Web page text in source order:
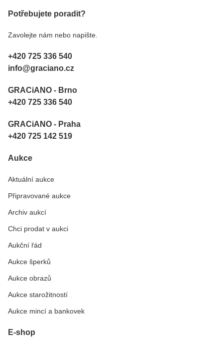
Potřebujete poradit?
Zavolejte nám nebo napište.
+420 725 336 540
info@graciano.cz
GRACiANO - Brno
+420 725 336 540
GRACiANO - Praha
+420 725 142 519
Aukce
Aktuální aukce
Připravované aukce
Archiv aukcí
Chci prodat v aukci
Aukční řád
Aukce šperků
Aukce obrazů
Aukce starožitností
Aukce mincí a bankovek
E-shop